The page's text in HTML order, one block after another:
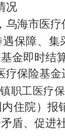
况
乌海市医
保障、
金即时结
疗保险基
职工医疗
住院）报
盾、促进